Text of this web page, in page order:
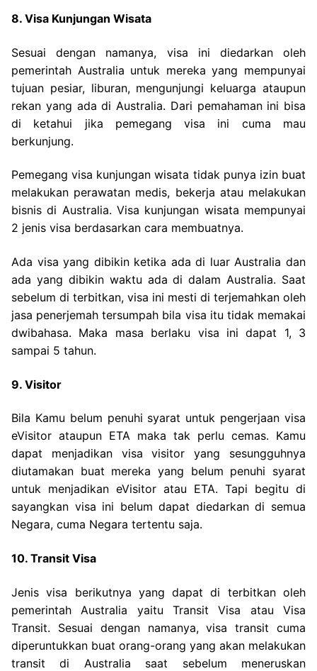
8. Visa Kunjungan Wisata
Sesuai dengan namanya, visa ini diedarkan oleh
pemerintah Australia untuk mereka yang mempunyai
tujuan pesiar, liburan, mengunjungi keluarga ataupun
rekan yang ada di Australia. Dari pemahaman ini bisa
di ketahui jika pemegang visa ini cuma mau
berkunjung.
Pemegang visa kunjungan wisata tidak punya izin buat
melakukan perawatan medis, bekerja atau melakukan
bisnis di Australia. Visa kunjungan wisata mempunyai
2 jenis visa berdasarkan cara membuatnya.
Ada visa yang dibikin ketika ada di luar Australia dan
ada yang dibikin waktu ada di dalam Australia. Saat
sebelum di terbitkan, visa ini mesti di terjemahkan oleh
jasa penerjemah tersumpah bila visa itu tidak memakai
dwibahasa. Maka masa berlaku visa ini dapat 1, 3
sampai 5 tahun.
9. Visitor
Bila Kamu belum penuhi syarat untuk pengerjaan visa
eVisitor ataupun ETA maka tak perlu cemas. Kamu
dapat menjadikan visa visitor yang sesungguhnya
diutamakan buat mereka yang belum penuhi syarat
untuk menjadikan eVisitor atau ETA. Tapi begitu di
sayangkan visa ini belum dapat diedarkan di semua
Negara, cuma Negara tertentu saja.
10. Transit Visa
Jenis visa berikutnya yang dapat di terbitkan oleh
pemerintah Australia yaitu Transit Visa atau Visa
Transit. Sesuai dengan namanya, visa transit cuma
diperuntukkan buat orang-orang yang akan melakukan
transit di Australia saat sebelum meneruskan